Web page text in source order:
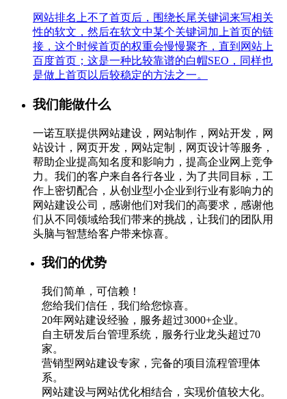
网站排名上不了首页后，围绕长尾关键词来写相关
性的软文，然后在软文中某个关键词加上首页的链
接，这个时候首页的权重会慢慢聚齐，直到网站上
百度首页；这是一种比较靠谱的白帽SEO，同样也
是做上首页以后较稳定的方法之一。
我们能做什么
一诺互联提供网站建设，网站制作，网站开发，网
站设计，网页开发，网站定制，网页设计等服务，
帮助企业提高知名度和影响力，提高企业网上竞争
力。我们的客户来自各行各业，为了共同目标，工
作上密切配合，从创业型小企业到行业有影响力的
网站建设公司，感谢他们对我们的高要求，感谢他
们从不同领域给我们带来的挑战，让我们的团队用
头脑与智慧给客户带来惊喜。
我们的优势
我们简单，可信赖！
您给我们信任，我们给您惊喜。
20年网站建设经验，服务超过3000+企业。
自主研发后台管理系统，服务行业龙头超过70
家。
营销型网站建设专家，完备的项目流程管理体
系。
网站建设与网站优化相结合，实现价值较大化。